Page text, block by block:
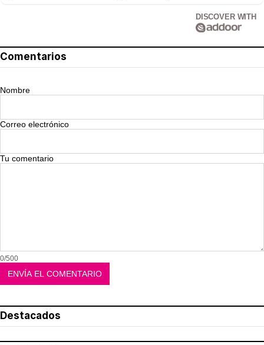
DISCOVER WITH
Comentarios
Nombre
Correo electrónico
Tu comentario
0/500
Destacados